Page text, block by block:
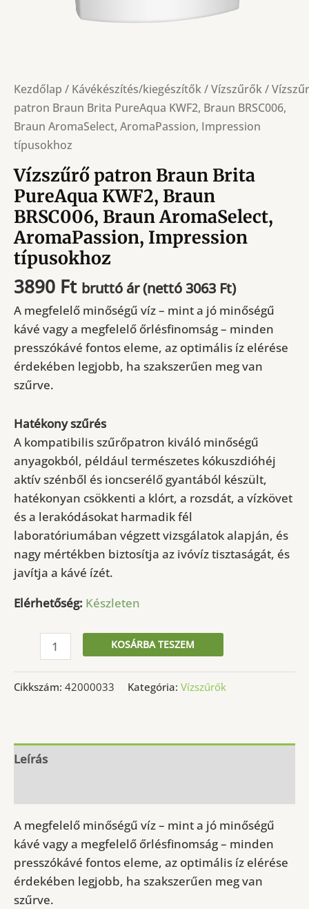
Kezdőlap / Kávékészítés/kiegészítők/Vízszűrők/
patron Braun Brita PureAqua KWF2, Braun BRSC006,
Braun AromaSelect, AromaPassion, Impression
típusokhoz
Vízszűrő patron Braun Brita
PureAqua KWF2, Braun
BRSC006, Braun AromaSelect,
AromaPassion, Impression
típusokhoz
3890 Ft bruttó ár (nettó3063 Ft)
A megfelelő minőségű víz – mint a jó minőségű
kávé vagy a megfelelő őrlésfinomság – minden
presszókávé fontos eleme, az optimális íz elérése
érdekében legjobb, ha szakszerűen meg van
szűrve.
Hatékony szűrés
A kompatibilis szűrőpatron kiváló minőségű
anyagokból, például természetes kókuszdióhéj
aktív szénből és ioncserélő gyantából készült,
hatékonyan csökkenti a klórt, a rozsdát, a vízkövet
és a lerakódásokat harmadik fél
laboratóriumában végzett vizsgálatok alapján, és
nagy mértékben biztosítja az ivóvíz tisztaságát, és
javítja a kávé ízét.
Elérhetőség: Készleten
Vízszűrő
patron
Braun
Braun
AromaSelect,
AromaPassion,
Impression
típusokhoz
mennyiség
KOSÁRBA TESZEM
Cikkszám: 42000033 Kategória: Vízszűrők
Leírás
A megfelelő minőségű víz – mint a jó minőségű
kávé vagy a megfelelő őrlésfinomság – minden
presszókávé fontos eleme, az optimális íz elérése
érdekében legjobb, ha szakszerűen meg van
szűrve.